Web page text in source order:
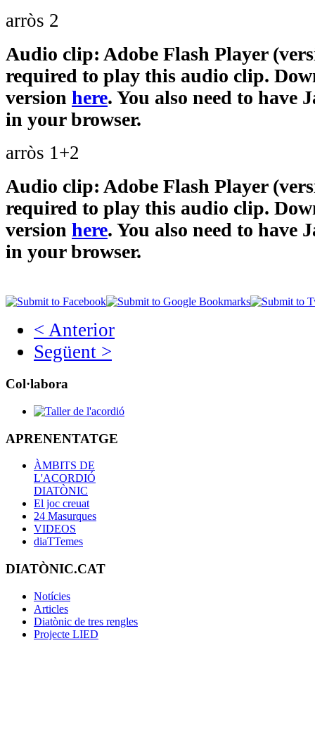
arròs 2
Audio clip: Adobe Flash Player
required to play this audio clip.
version here. You also need to have
in your browser.
arròs 1+2
Audio clip: Adobe Flash Player
required to play this audio clip.
version here. You also need to have
in your browser.
< Anterior
Següent >
Col·labora
APRENENTATGE
ÀMBITS DE
L'ACORDIÓ
DIATÒNIC
El joc creuat
24 Masurques
VIDEOS
diaTTemes
DIATÒNIC.CAT
Notícies
Articles
Diatònic de tres rengles
Projecte LIED